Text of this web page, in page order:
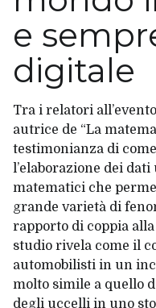
e
digitale
Tra i relatori
autrice de “La
testimonianza di
l’elaborazione dei
matematici che
grande varietà di
rapporto di coppia
studio rivela come il
automobilisti in un
molto simile a quello
degli uccelli in uno